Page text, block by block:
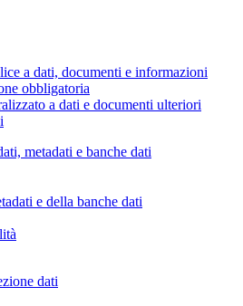
a dati, documenti e informazioni
obbligatoria
a dati e documenti ulteriori
metadati e banche dati
e della banche dati
dati